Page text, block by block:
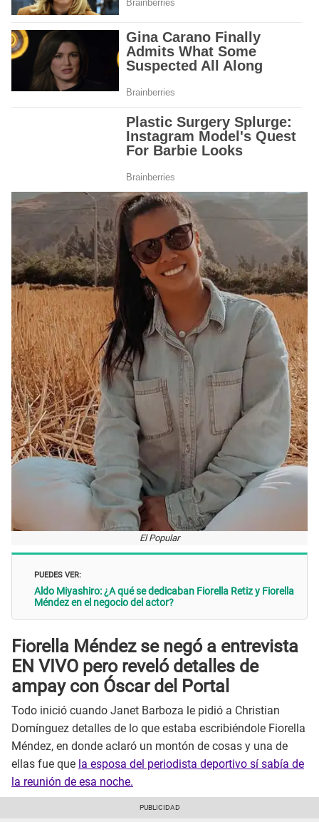
El Popular
PUEDES VER:
Aldo Miyashiro: ¿A qué se dedicaban Fiorella Retiz y Fiorella
Méndez en el negocio del actor?
Fiorella Méndez se negó a entrevista
EN VIVO pero reveló detalles de
ampay con Óscar del Portal
Todo inició cuando Janet Barboza le pidió a Christian
Domínguez detalles de lo que estaba escribiéndole Fiorella
Méndez, en donde aclaró un montón de cosas y una de
ellas fue que la esposa del periodista deportivo sí sabía de
la reunión de esa noche.